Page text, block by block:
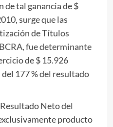
de tal ganancia de $
surge que las
de Títulos
fue determinante
de $ 15.926
177 % del resultado
Neto del
producto